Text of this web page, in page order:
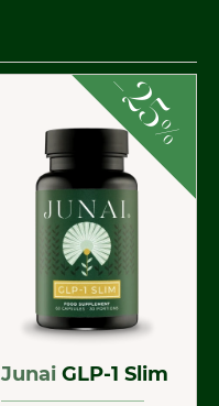
-
25
%
Junai GLP-1 Slim